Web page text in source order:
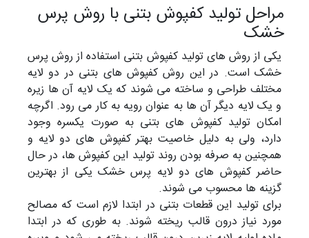
مراحل تولید کفپوش بتنی با روش پرس
خشک
یکی از روش های تولید کفپوش بتنی استفاده از روش پرس
خشک است. در این روش کفپوش های بتنی در دو لایه
مختلف طراحی و ساخته می شوند که یک لایه آن ها زیره
و یک لایه دیگر آن ها به عنوان رویه به کار می رود. اگرچه
امکان تولید کفپوش های بتنی به صورت یکسره وجود
دارد، ولی به دلیل خاصیت بهتر کفپوش های دو لایه و
همچنین به صرفه بودن روند تولید این کفپوش ها، در حال
حاضر کفپوش های دو لایه پرس خشک یکی از بهترین
گزینه ها محسوب می شوند.
برای تولید این قطعات بتنی در ابتدا لازم است که مصالح
مورد نیاز درون قالب ریخته شوند. به طوری که در ابتدا